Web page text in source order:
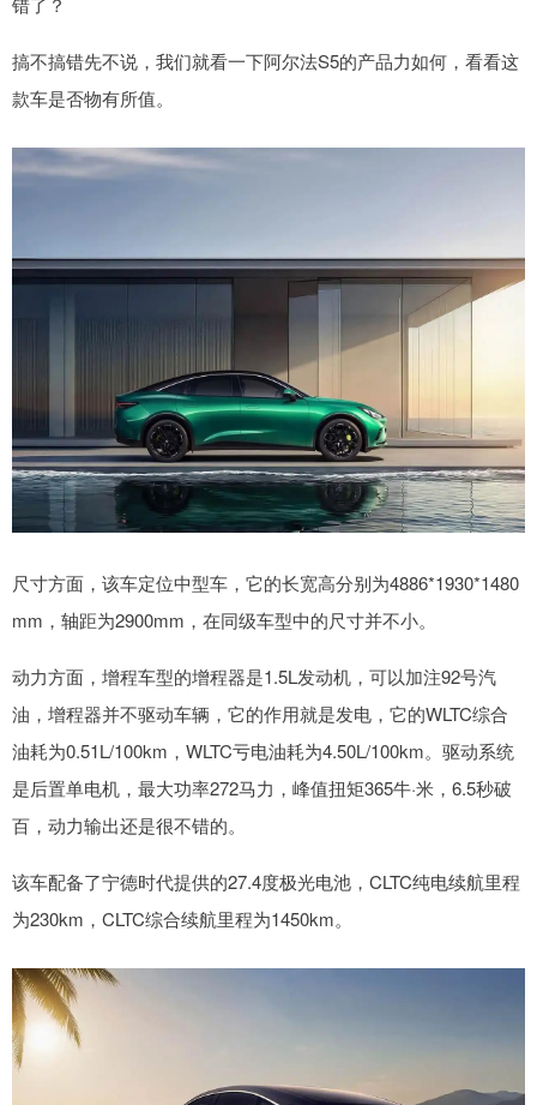
搞不搞错先不说，我们就看一下阿尔法S5的产品力如何，看看这
款车是否物有所值。
尺寸方面，该车定位中型车，它的长宽高分别为4886*1930*1480
mm，轴距为2900mm，在同级车型中的尺寸并不小。
动力方面，增程车型的增程器是1.5L发动机，可以加注92号汽
油，增程器并不驱动车辆，它的作用就是发电，它的WLTC综合
油耗为0.51L/100km，WLTC亏电油耗为4.50L/100km。驱动系统
是后置单电机，最大功率272马力，峰值扭矩365牛·米，6.5秒破
百，动力输出还是很不错的。
该车配备了宁德时代提供的27.4度极光电池，CLTC纯电续航里程
为230km，CLTC综合续航里程为1450km。